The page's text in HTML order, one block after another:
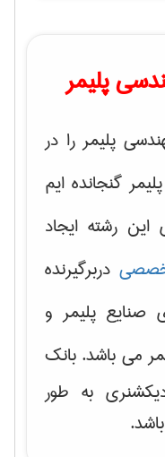
پلیمر
پلیمر را در
گنجانده ایم
رشته ایجاد
دربرگیرنده
صنایع پلیمر و
می باشد. بانک
به طور